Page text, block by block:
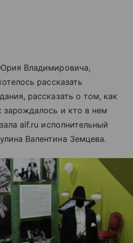
Владимировича,
рассказать
рассказать о том, как
зарождалось и кто в нем
aif.ru исполнительный
Валентина Земцева.